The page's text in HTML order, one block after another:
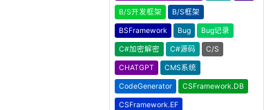
B/S开发框架 B/S框架
BSFramework Bug Bug记录
C#加密解密 C#源码 C/S
CHATGPT CMS系统
CodeGenerator CSFramework.DB
CSFramework.EF